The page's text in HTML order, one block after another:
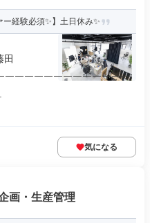
経験必須✨】土日休み✨
田
￣￣￣￣￣￣￣￣￣￣￣￣￣
気になる
画・生産管理